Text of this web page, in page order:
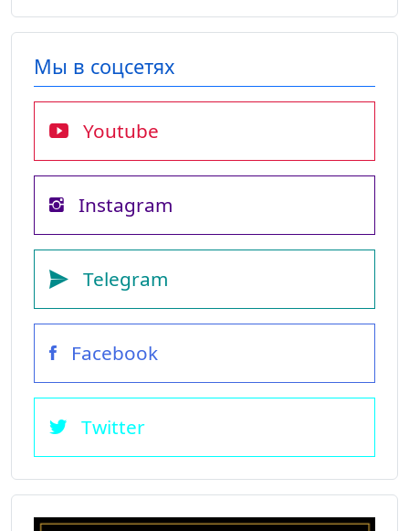
Мы в соцсетях
Youtube
Instagram
Telegram
Facebook
Twitter